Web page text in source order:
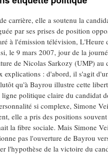
carrière, elle a soutenu la
par ses prises de position
à l'émission télévision,
le 9 mars 2007, jour de la
de Nicolas Sarkozy (UMP)
explications : d'abord, il s'agit
qu'à Bayrou illustre cette
ligne politique claire du candidat
si complexe, Simone
elle a pris des positions
la fibre sociale. Mais Simone
pas l'ouverture de Bayrou
l'hypothèse de la victoire du